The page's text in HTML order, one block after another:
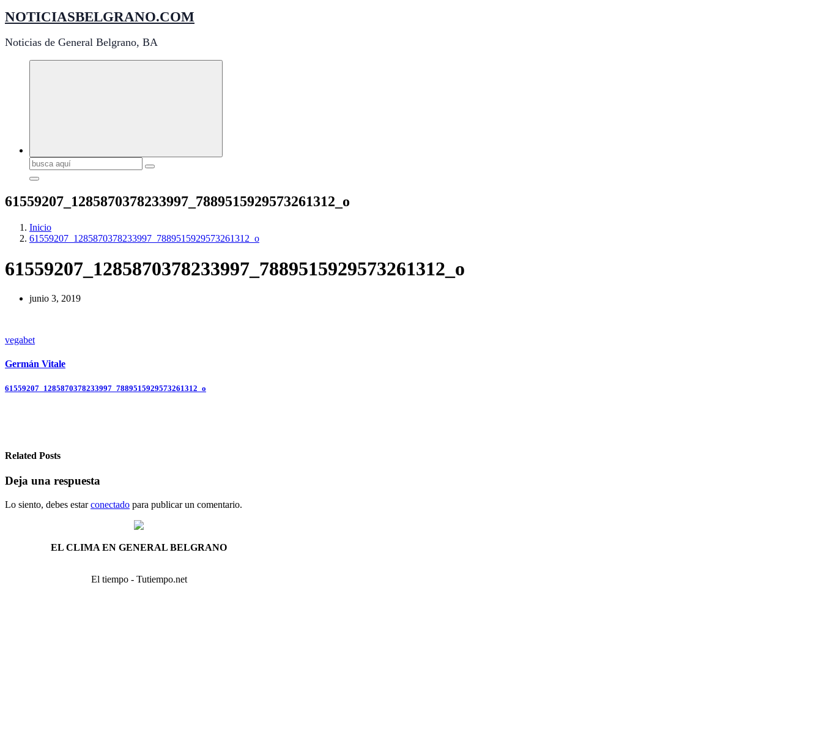
NOTICIASBELGRANO.COM
Noticias de General Belgrano, BA
Buscar:
61559207_1285870378233997_7889515929573261312_o
Inicio
61559207_1285870378233997_7889515929573261312_o
61559207_1285870378233997_7889515929573261312_o
junio 3, 2019
vegabet
Germán Vitale
Navegación
61559207_1285870378233997_7889515929573261312_o
Related Posts
Deja una respuesta
Lo siento, debes estarconectado para publicar un comentario.
EL CLIMA EN GENERAL BELGRANO
El tiempo - Tutiempo.net